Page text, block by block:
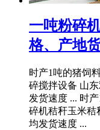
一吨粉碎
格、产地
时产1吨的猪饲
碎搅拌设备 山
发货速度 ... 时
碎机秸秆玉米秸
均发货速度 ...